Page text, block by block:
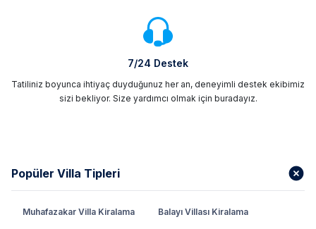
7/24 Destek
Tatiliniz boyunca ihtiyaç duyduğunuz her an, deneyimli destek ekibimiz
sizi bekliyor. Size yardımcı olmak için buradayız.
Popüler Villa Tipleri
Muhafazakar Villa Kiralama Balayı Villası Kiralama